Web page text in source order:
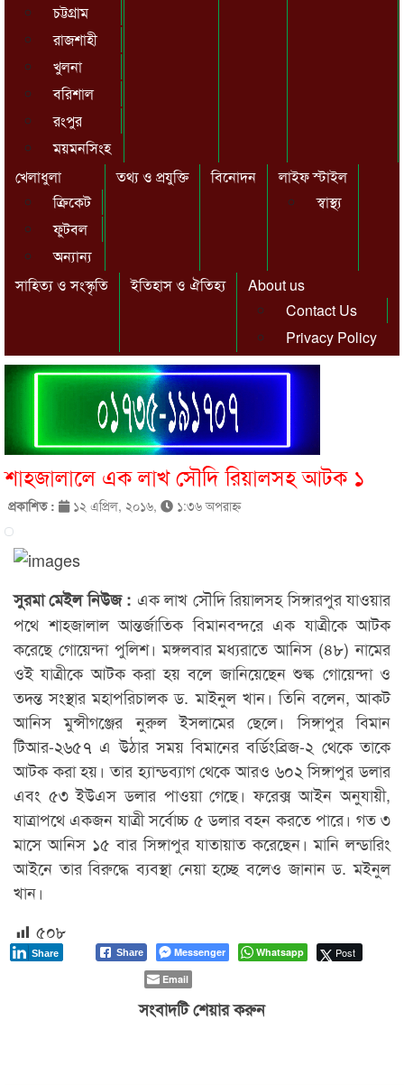
চট্টগ্রাম
রাজশাহী
খুলনা
বরিশাল
রংপুর
ময়মনসিংহ
খেলাধুলা
ক্রিকেট
ফুটবল
অন্যান্য
তথ্য ও প্রযুক্তি বিনোদন
লাইফ স্টাইল
স্বাস্থ্য
সাহিত্য ও সংস্কৃতি ইতিহাস ও ঐতিহ্য
About us
Contact Us
Privacy Policy
শাহজালালে এক লাখ সৌদি রিয়ালসহ আটক ১
প্রকাশিত : ১২ এপ্রিল, ২০১৬, ১:৩৬ অপরাহ্ণ
সুরমা মেইল নিউজ : এক লাখ সৌদি রিয়ালসহ সিঙ্গারপুর যাওয়ার
পথে শাহজালাল আন্তর্জাতিক বিমানবন্দরে এক যাত্রীকে আটক
করেছে গোয়েন্দা পুলিশ। মঙ্গলবার মধ্যরাতে আনিস (৪৮) নামের
ওই যাত্রীকে আটক করা হয় বলে জানিয়েছেন শুল্ক গোয়েন্দা ও
তদন্ত সংস্থার মহাপরিচালক ড. মাইনুল খান। তিনি বলেন, আকট
আনিস মুন্সীগঞ্জের নুরুল ইসলামের ছেলে। সিঙ্গাপুর বিমান
টিআর-২৬৫৭ এ উঠার সময় বিমানের বর্ডিংব্রিজ-২ থেকে তাকে
আটক করা হয়। তার হ্যান্ডব্যাগ থেকে আরও ৬০২ সিঙ্গাপুর ডলার
এবং ৫৩ ইউএস ডলার পাওয়া গেছে। ফরেক্স আইন অনুযায়ী,
যাত্রাপথে একজন যাত্রী সর্বোচ্চ ৫ ডলার বহন করতে পারে। গত ৩
মাসে আনিস ১৫ বার সিঙ্গাপুর যাতায়াত করেছেন। মানি লন্ডারিং
আইনে তার বিরুদ্ধে ব্যবস্থা নেয়া হচ্ছে বলেও জানান ড. মইনুল
খান।
৫০৮
Share Messenger Whatsapp Post
Share
Email
সংবাদটি শেয়ার করুন